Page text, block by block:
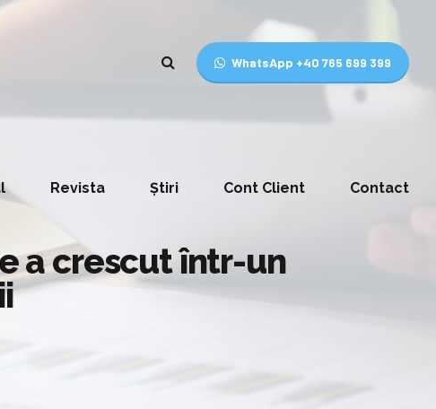
WhatsApp +40 765 699 399
Revista Știri Cont Client Contact
a crescut într-un